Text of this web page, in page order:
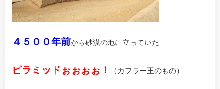
４５００年前から砂漠の地に立っていた
ピラミッドぉぉぉぉ！ （カフラー王のもの）